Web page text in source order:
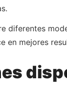
diferentes
en mejores